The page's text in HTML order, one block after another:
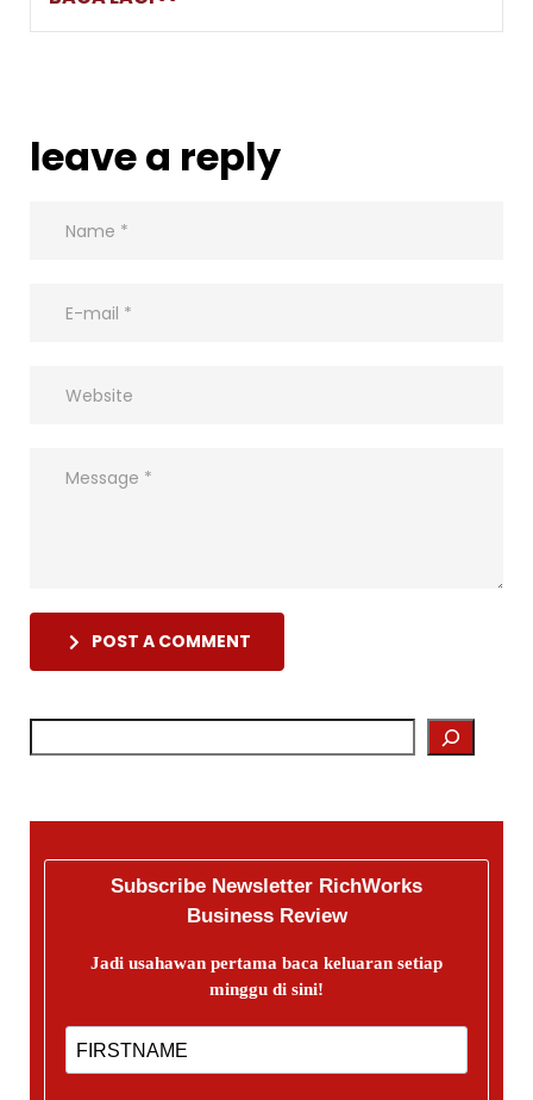
leave a reply
POST A COMMENT
Subscribe Newsletter RichWorks
Business Review
Jadi usahawan pertama baca keluaran setiap
minggu di sini!